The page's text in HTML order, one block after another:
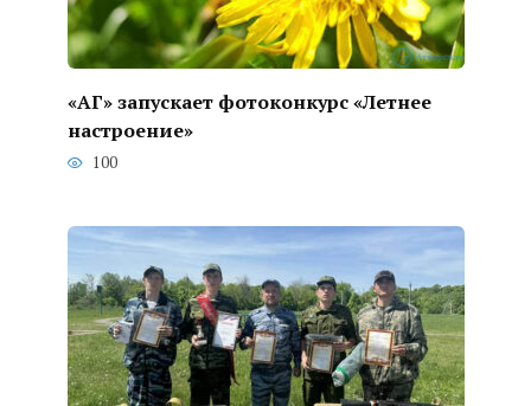
«АГ» запускает фотоконкурс «Летнее
настроение»
100